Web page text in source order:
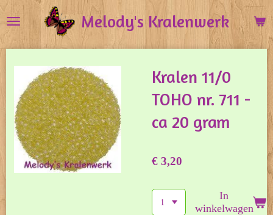
direct
naar
hoofdinhoud
Melody's Kralenwerk
Kralen 11/0
TOHO nr. 711 -
ca 20 gram
€ 3,20
In
winkelwagen